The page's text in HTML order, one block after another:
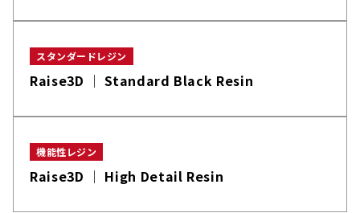
スタンダードレジン
Raise3D │ Standard Black Resin
機能性レジン
Raise3D │ High Detail Resin